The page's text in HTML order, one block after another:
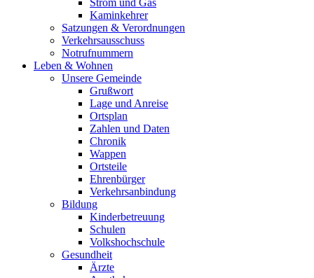
Strom und Gas
Kaminkehrer
Satzungen & Verordnungen
Verkehrsausschuss
Notrufnummern
Leben & Wohnen
Unsere Gemeinde
Grußwort
Lage und Anreise
Ortsplan
Zahlen und Daten
Chronik
Wappen
Ortsteile
Ehrenbürger
Verkehrsanbindung
Bildung
Kinderbetreuung
Schulen
Volkshochschule
Gesundheit
Ärzte